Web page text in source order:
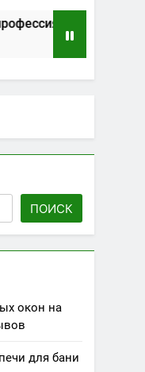
формате
ПОИСК
окон на
для бани